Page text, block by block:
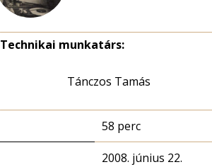
Technikai munkatárs:
Tánczos Tamás
58 perc
2008. június 22.